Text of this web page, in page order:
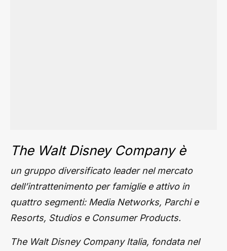
The Walt Disney Company è
un gruppo diversificato leader nel mercato
dell’intrattenimento per famiglie e attivo in
quattro segmenti: Media Networks, Parchi e
Resorts, Studios e Consumer Products.
The Walt Disney Company Italia, fondata nel